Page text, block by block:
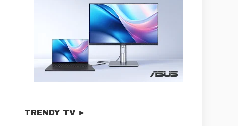
TRENDY TV ►